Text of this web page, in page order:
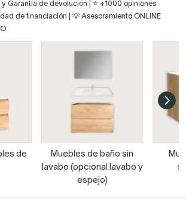
Garantía de devolución | ⭐ +1000 opiniones
de financiación | 💡 Asesoramiento ONLINE
de
Muebles de baño sin
lavabo (opcional lavabo y
espejo)